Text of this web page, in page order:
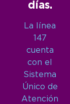
días.
La línea
147
cuenta
con el
Sistema
Único de
Atención